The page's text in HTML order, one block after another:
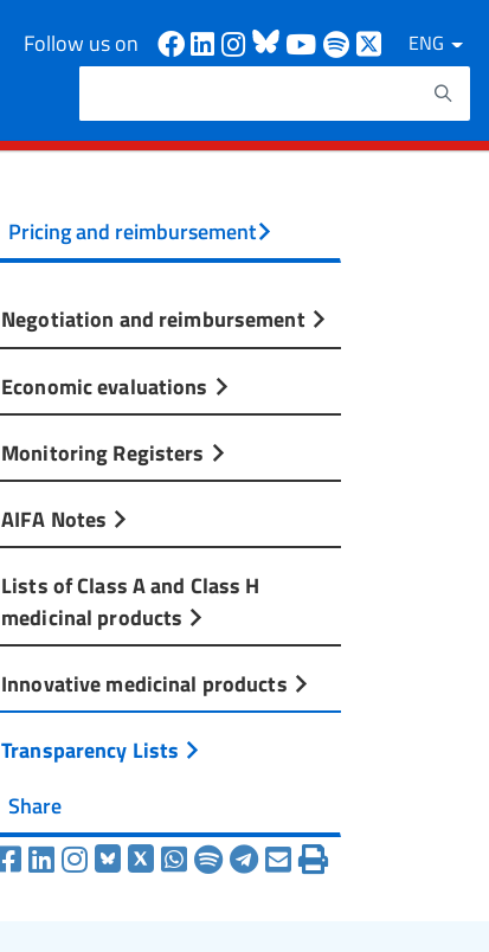
Follow us on Facebook
Linkedin
Instagram
Bluesky
Youtube
Spotify
ENGSearch
Pricing and reimbursement
Negotiation and reimbursement
Economic evaluations
Monitoring Registers
AIFA Notes
Lists of Class A and Class H
medicinal products
Innovative medicinal products
Transparency Lists
Share